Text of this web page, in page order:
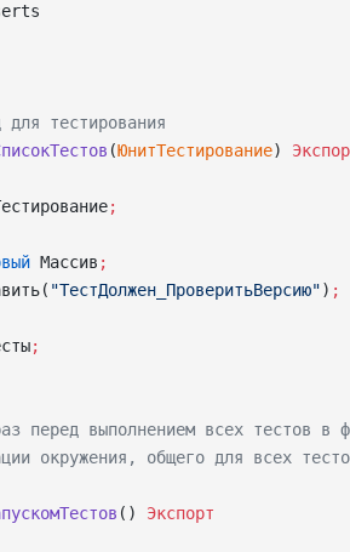
тестирования
(ЮнитТестирование)
;
Массив ;
"ТестДолжен_ПроверитьВерсию") ;
;
перед выполнением всех тестов в
окружения, общего для всех
() Экспорт